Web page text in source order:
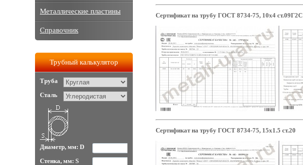
Сертификат на трубу ГОСТ 8734-75, 10x4 ст.09Г2С
Сертификат на трубу ГОСТ 8734-75, 15х1.5 ст.20
Металлические пластины
Справочник
Трубный калькулятор
Труба
Сталь
Диаметр, мм: D
Стенка, мм: S